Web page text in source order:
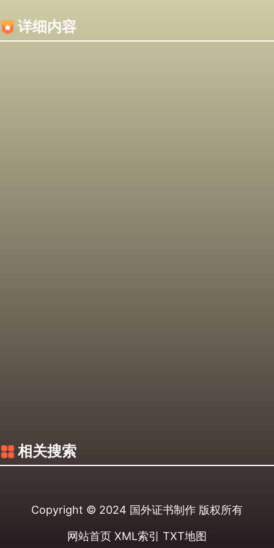
详细内容
相关搜索
Copyright © 2024 国外证书制作 版权所有
网站首页 XML索引 TXT地图